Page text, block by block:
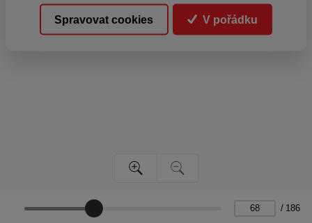
/ 186
Spravovat cookies V pořádku